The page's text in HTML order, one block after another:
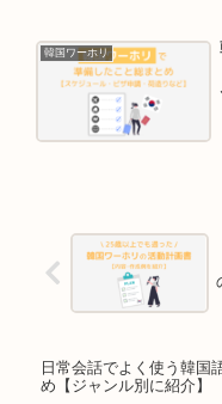
韓国ワーホリ
日常会話でよく使う韓国
め【ジャンル別に紹介】